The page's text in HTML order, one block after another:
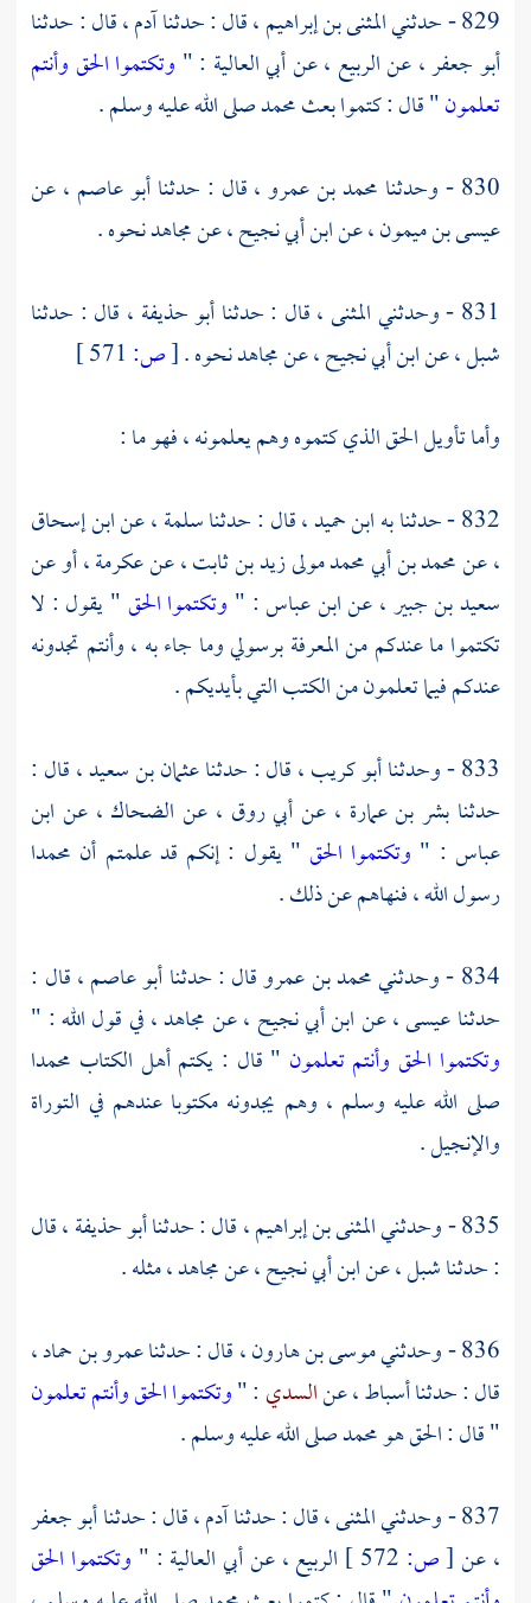
829 - حدثني المثنى بن إبراهيم ،قال : حدثناآدم ،قال : حدثنا
أبو جعفر ،عنالربيع ،عنأبي العالية : " وتكتموا الحق وأنتم
تعلمون" قال : كتموا بعثمحمدصلى الله عليه وسلم .
830 - وحدثنا
محمد بن عمرو ،قال : حدثناأبو عاصم ،عن
عيسى بن ميمون ،عنابن أبي نجيح ،عنمجاهدنحوه .
831 - وحدثني
المثنى ،قال : حدثناأبو حذيفة ، قال : حدثنا
شبل ،عنابن أبي نجيح ،عنمجاهدنحوه .[ص:
وأما تأويل الحق الذي كتموه وهم يعلمونه ، فهو ما :
832 - حدثنا به
ابن حميد ،قال : حدثناسلمة ،عنابن إسحاق
،عنمحمد بن أبي محمد مولى زيد بن ثابت ،عنعكرمة ،أو عن
سعيد بن جبير ،عنابن عباس: " وتكتموا الحق" يقول : لا
تكتموا ما عندكم من المعرفة برسولي وما جاء به ، وأنتم تجدونه
عندكم فيما تعلمون من الكتب التي بأيديكم .
833 - وحدثنا
أبو كريب ،قال : حدثناعثمان بن سعيد ،قال :
حدثنا بشر بن عمارة ، عنأبي روق ، عن الضحاك ، عن ابن
عباس : " وتكتموا الحق " يقول : إنكم قد علمتم أن محمدا
رسول الله ، فنهاهم عن ذلك .
834 - وحدثني
محمد بن عمروقال : حدثناأبو عاصم ،قال :
حدثناعيسى ،عنابن أبي نجيح ،عنمجاهد ،في قول الله : "
وتكتموا الحق وأنتم تعلمون " قال : يكتم أهل الكتاب محمدا
صلى الله عليه وسلم ، وهم يجدونه مكتوبا عندهم في التوراة
والإنجيل .
835 - وحدثني
المثنى بن إبراهيم ،قال : حدثناأبو حذيفة ،قال
: حدثناشبل ،عنابن أبي نجيح ،عنمجاهد ،مثله .
836 - وحدثني
موسى بن هارون ،قال : حدثناعمرو بن حماد ،
قال : حدثناأسباط ،عنالسدي : "وتكتموا الحق وأنتم تعلمون
" قال : الحق هومحمدصلى الله عليه وسلم .
837 - وحدثني
المثنى ،قال : حدثناآدم ،قال : حدثناأبو جعفر
،عن[ص: الربيع ،عنأبي العالية : " وتكتموا الحق